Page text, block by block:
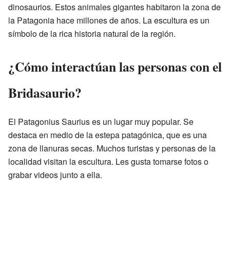
dinosaurios. Estos animales gigantes habitaron la zona de
la Patagonia hace millones de años. La escultura es un
símbolo de la rica historia natural de la región.
¿Cómo interactúan las personas con el
Bridasaurio?
El Patagonius Saurius es un lugar muy popular. Se
destaca en medio de la estepa patagónica, que es una
zona de llanuras secas. Muchos turistas y personas de la
localidad visitan la escultura. Les gusta tomarse fotos o
grabar videos junto a ella.